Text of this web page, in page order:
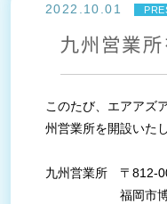
2022.10.01
九州営業所
このたび、エアアズ
州営業所を開設いた
九州営業所 〒812-
福岡市